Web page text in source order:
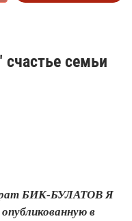
семьи
БИК-БУЛАТОВ Я
в